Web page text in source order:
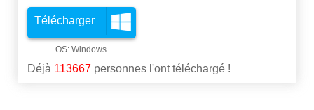
Télécharger
Déjà 113667 personnes l'ont téléchargé !